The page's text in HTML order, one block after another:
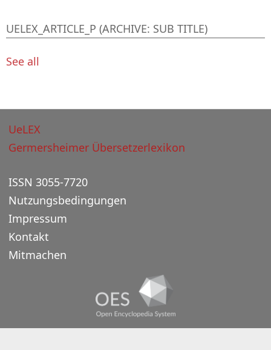
UELEX_ARTICLE_P (ARCHIVE: SUB TITLE)
See all
UeLEX
Germersheimer Übersetzerlexikon
ISSN 3055-7720
Nutzungsbedingungen
Impressum
Kontakt
Mitmachen